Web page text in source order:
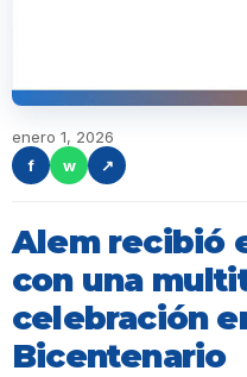
enero 1, 2026
f
w ↗
Alem recibió
con una
celebración
Bicentenario